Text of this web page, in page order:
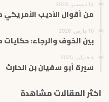
14 ديسمبر، 2023
من أقوال الأديب الأمريكي
10 مارس، 2026
بين الخوف والرجاء: حكايات
4 فبراير، 2025
سيرة أبو سفيان بن الحارث
اكثر المقالات مشاهدةً